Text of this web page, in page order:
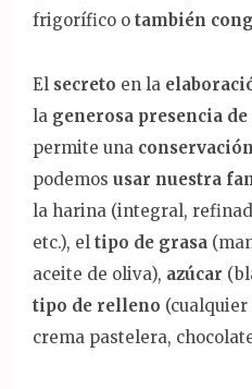
frigorífico o también
El secreto en la
la generosa presencia
permite una
podemos usar nuestra
la harina (integral,
etc.), el tipo de grasa
aceite de oliva), azúcar
tipo de relleno
crema pastelera,